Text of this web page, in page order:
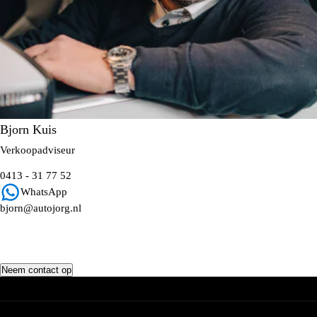
Bjorn Kuis
Verkoopadviseur
0413 - 31 77 52
WhatsApp
bjorn@autojorg.nl
Neem contact op